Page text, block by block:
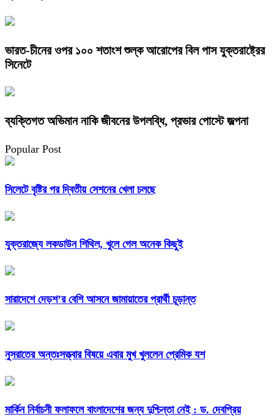
ভারত-চীনের ওপর ১০০ শতাংশ শুল্ক আরোপের বিল পাস যুক্তরাষ্ট্রের
সিনেটে
ব্যক্তিগত অভিমান নাকি জীবনের উপলব্ধি, প্রভার পোস্টে জল্পনা
Popular Post
সিলেটে বৃষ্টির পর দ্বিতীয় সেশনের খেলা চলছে
যুক্তরাজ্যে লকডাউন শিথিল, খুলে গেল অনেক কিছুই
সারাদেশে দেড়শ’র বেশি আসনে জামায়াতের প্রার্থী চূড়ান্ত
নুসরাতের অন্তঃসত্ত্বার বিষয়ে এবার মুখ খুললেন প্রেমিক যশ
মার্কিন নির্বাচনী ফলাফলে বাংলাদেশের জন্য দুশ্চিন্তা নেই : ড. দেবপ্রিয়